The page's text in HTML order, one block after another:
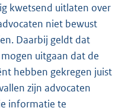
kwetsend uitlaten over
niet bewust
Daarbij geldt dat
uitgaan dat de
hebben gekregen juist
zijn advocaten
informatie te